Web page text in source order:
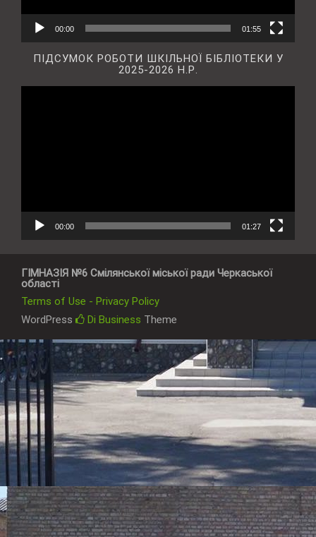
00:00 01:55
ПІДСУМОК РОБОТИ ШКІЛЬНОЇ БІБЛІОТЕКИ У
2025-2026 Н.Р.
00:00 01:27
ГІМНАЗІЯ №6 Смілянської міської ради Черкаської
області
Terms of Use - Privacy Policy
WordPress
Di Business Theme